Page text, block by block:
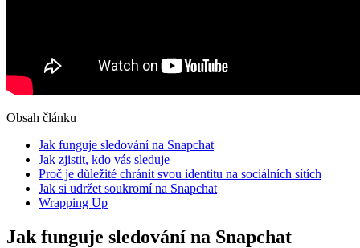
Obsah článku
Jak funguje sledování na Snapchat
Jak zjistit, kdo vás sleduje
Proč je důležité chránit svou identitu na sociálních sítích
Jak si udržet soukromí na Snapchat
Wrapping Up
Jak funguje sledování na Snapchat